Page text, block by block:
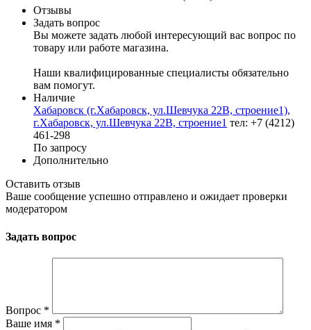
Отзывы
Задать вопрос
Вы можете задать любой интересующий вас вопрос по
товару или работе магазина.
Наши квалифицированные специалисты обязательно
вам помогут.
Наличие
Хабаровск (г.Хабаровск, ул.Шевчука 22В, строение1),
г.Хабаровск, ул.Шевчука 22В, строение1 тел: +7 (4212)
461-298
По запросу
Дополнительно
Оставить отзыв
Ваше сообщение успешно отправлено и ожидает проверки
модератором
Задать вопрос
Вопрос *
Ваше имя *